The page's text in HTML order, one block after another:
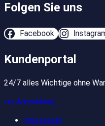
Folgen Sie uns
Facebook
Kundenportal
24/7 alles Wichtige ohne
zur Anmeldung
Impressum